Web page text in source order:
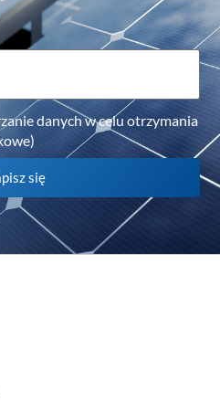
danych w celu otrzymania
się